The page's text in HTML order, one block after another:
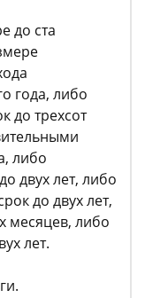
до ста
года, либо
до трехсот
либо
двух лет, либо
до двух лет,
месяцев, либо
лет.